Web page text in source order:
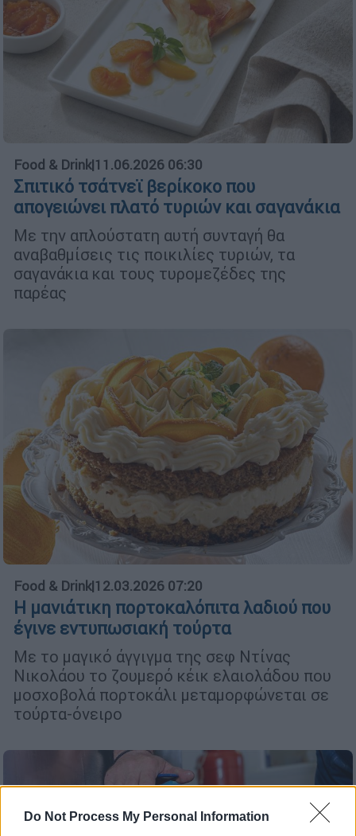
Do Not Process My Personal Information
Food & Drink|11.06.2026 06:30
Σπιτικό τσάτνεϊ βερίκοκο που
απογειώνει πλατό τυριών και σαγανάκια
Με την απλούστατη αυτή συνταγή θα
αναβαθμίσεις τις ποικιλίες τυριών, τα
σαγανάκια και τους τυρομεζέδες της
παρέας
Food & Drink|12.03.2026 07:20
Η μανιάτικη πορτοκαλόπιτα λαδιού που
έγινε εντυπωσιακή τούρτα
Με το μαγικό άγγιγμα της σεφ Ντίνας
Νικολάου το ζουμερό κέικ ελαιολάδου που
μοσχοβολά πορτοκάλι μεταμορφώνεται σε
τούρτα-όνειρο